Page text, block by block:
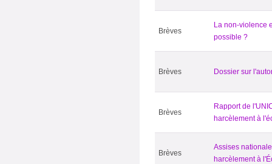
Brèves
La non-violence
possible ?
Brèves Dossier sur
Brèves
Rapport de
harcèlement à
Brèves
Assises
harcèlement à